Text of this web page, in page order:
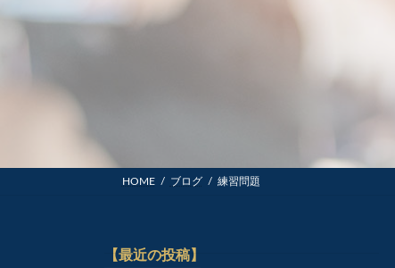
HOME ブログ 練習問題
【最近の投稿】